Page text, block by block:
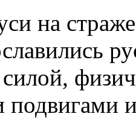
на
силой,
подвигами